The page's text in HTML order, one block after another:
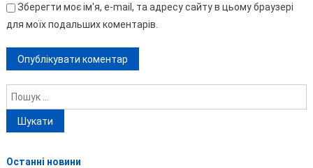
Зберегти моє ім'я, e-mail, та адресу сайту в цьому браузері
для моїх подальших коментарів.
Пошук:
Останні новини